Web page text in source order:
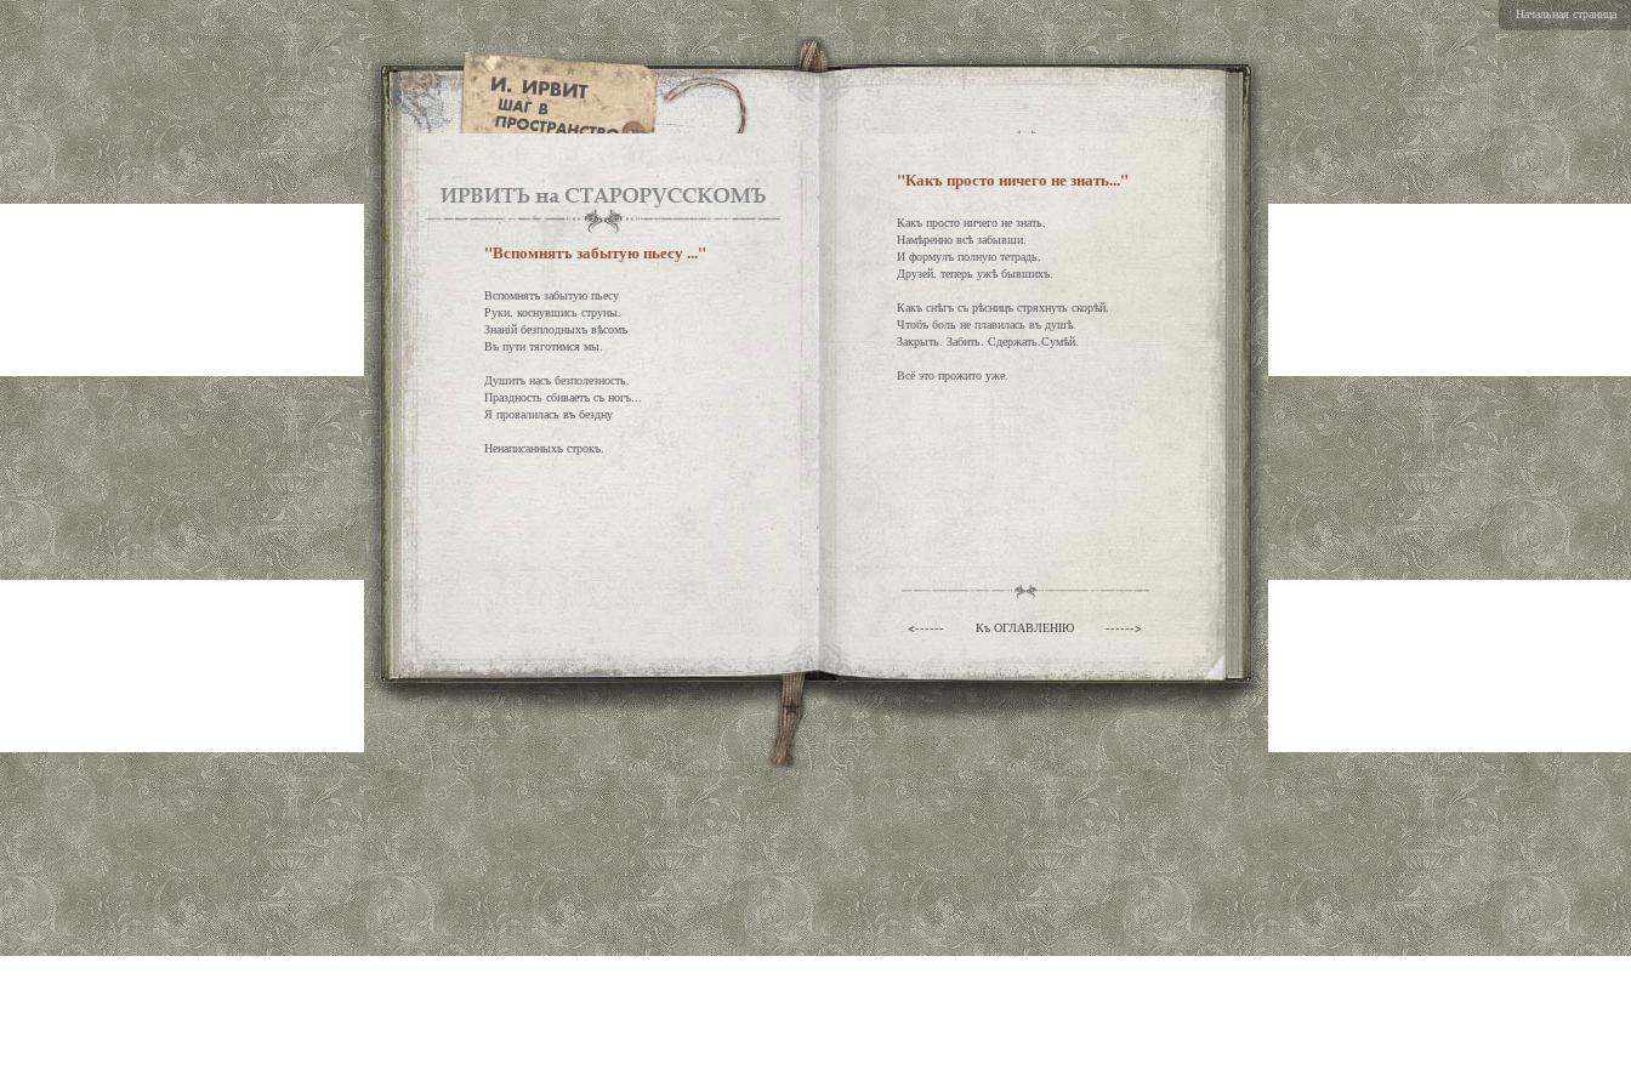
"Вспомнятъ забытую пьесу ..."
Вспомнятъ забытую пьесу
Руки, коснувшись струны.
Знаній безплодныхъ вѣсомъ
Въ пути тяготимся мы.
Душитъ насъ безполезность,
Праздность сбиваетъ съ ногъ...
Я провалилась въ бездну
Ненаписанныхъ строкъ.
"Какъ просто ничего не знать..."
Какъ просто ничего не знать,
Намѣренно всѣ забывши.
И формулъ полную тетрадь,
Друзей, теперь ужѣ бывшихъ.
Какъ снѣгъ съ рѣсницъ стряхнуть скорѣй,
Чтобъ боль не плавилась въ душѣ.
Закрыть. Забить. Сдержать.Сумѣй.
Всё это прожито уже.
<------ Къ ОГЛАВЛЕНIЮ ------>
Начальная страница